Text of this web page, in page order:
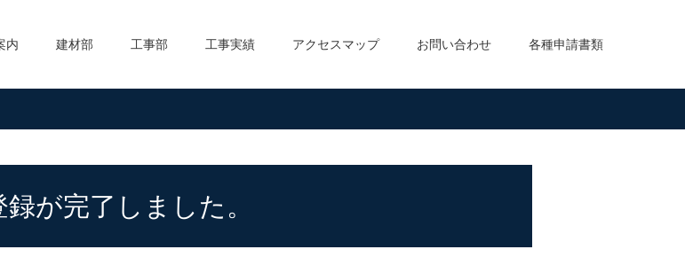
内 建材部 工事部 工事実績 アクセスマップ お問い合わせ 各種申請書類
が完了しました。